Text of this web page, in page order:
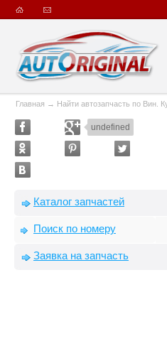
Главная → Найти автозапчасть по Вин.
undefined
Каталог запчастей
Поиск по номеру
Заявка на запчасть